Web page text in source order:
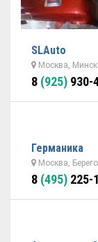
SLAuto
Москва,
8 (925) 930-
Германика
Москва,
8 (495) 225-